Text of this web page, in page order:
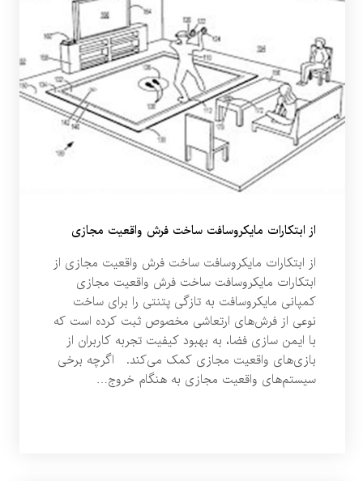
از ابتکارات مایکروسافت ساخت فرش واقعیت مجازی
از ابتکارات مایکروسافت ساخت فرش واقعیت مجازی از
ابتکارات مایکروسافت ساخت فرش واقعیت مجازی
کمپانی مایکروسافت به تازگی پتنتی را برای ساخت
نوعی از فرش‌های ارتعاشی مخصوص ثبت کرده است که
با ایمن سازی فضا، به بهبود کیفیت تجربه کاربران از
بازی‌های واقعیت مجازی کمک می‌کند. اگرچه برخی
سیستم‌های واقعیت مجازی به هنگام خروج…